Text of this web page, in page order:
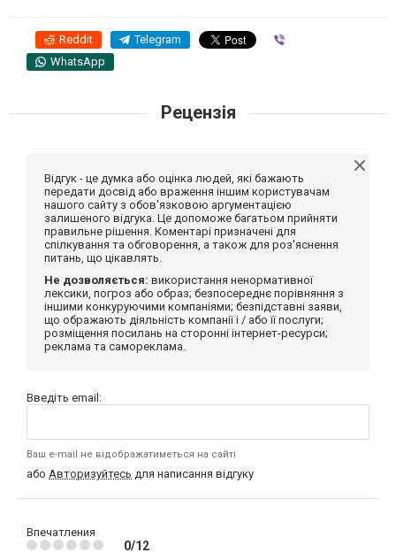
Reddit Telegram
WhatsApp
Рецензія
Відгук - це думка або оцінка людей, які бажають
передати досвід або враження іншим користувачам
нашого сайту з обов'язковою аргументацією
залишеного відгука. Це допоможе багатьом прийняти
правильне рішення. Коментарі призначені для
спілкування та обговорення, а також для роз'яснення
питань, що цікавлять.
Не дозволяється: використання ненормативної
лексики, погроз або образ; безпосереднє порівняння з
іншими конкуруючими компаніями; безпідставні заяви,
що ображають діяльність компанії і / або її послуги;
розміщення посилань на сторонні інтернет-ресурси;
реклама та самореклама.
Введіть email:
Ваш e-mail не відображатиметься на сайті
або Авторизуйтесь для написання відгуку
Впечатления
0/12